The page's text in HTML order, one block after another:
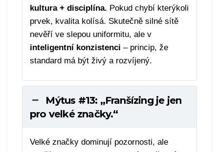
kultura + disciplína. Pokud chybí kterýkoli
prvek, kvalita kolísá. Skutečně silné sítě
nevěří ve slepou uniformitu, ale v
inteligentní konzistenci – princip, že
standard má být živý a rozvíjený.
Mýtus #13: „Franšízing je jen
pro velké značky.“
Velké značky dominují pozornosti, ale